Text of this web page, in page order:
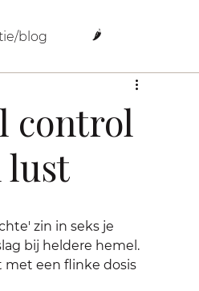
blog 🌶️
control
lust
zin in seks je
bij heldere hemel.
met een flinke dosis